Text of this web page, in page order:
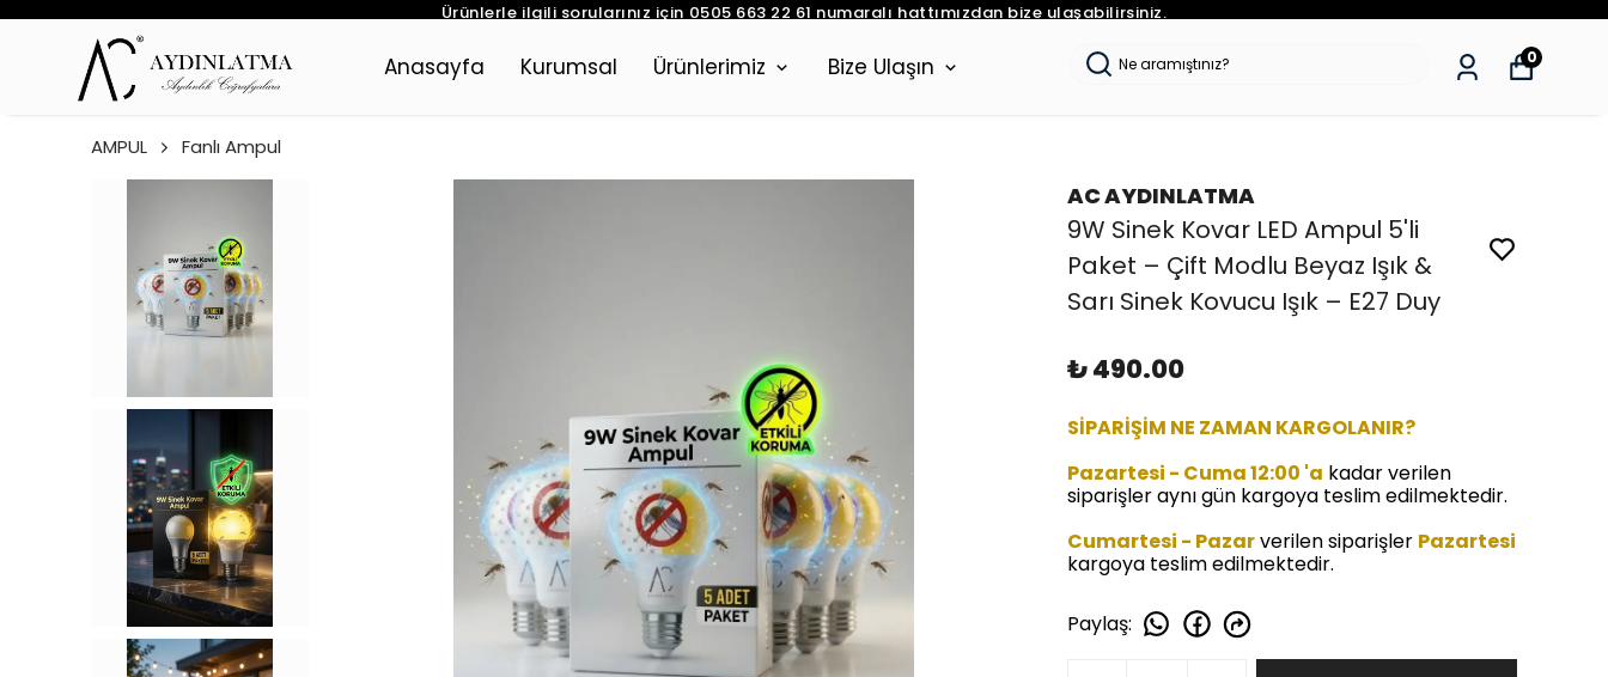
Ürünlerle ilgili sorularınız için 0505 663 22 61 numaralı hattımızdan bize ulaşabilirsiniz.
Anasayfa Kurumsal Ürünlerimiz Bize Ulaşın 0
AMPUL Fanlı Ampul
AC AYDINLATMA
9W Sinek Kovar LED Ampul 5'li
Paket – Çift Modlu Beyaz Işık &
Sarı Sinek Kovucu Işık – E27 Duy
₺ 490.00
SİPARİŞİM NE ZAMAN KARGOLANIR?
Pazartesi - Cuma 12:00 'a kadar verilen
siparişler aynı gün kargoya teslim edilmektedir.
Cumartesi - Pazarverilen siparişler Pazartesi
kargoya teslim edilmektedir.
Paylaş: